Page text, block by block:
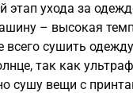
ухода за
– высокая
сушить
так как
сушу вещи с